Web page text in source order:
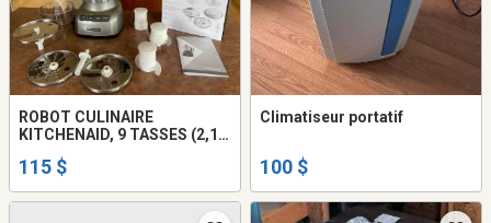
ROBOT CULINAIRE
KITCHENAID, 9 TASSES (2,1
115 $
Climatiseur portatif
100 $